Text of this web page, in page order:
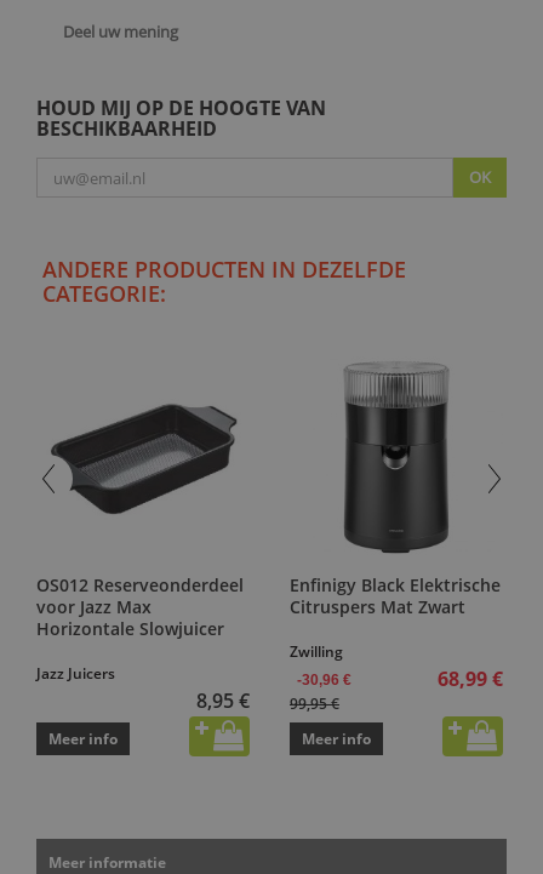
Deel uw mening
HOUD MIJ OP DE HOOGTE VAN
BESCHIKBAARHEID
OK
ANDERE PRODUCTEN IN DEZELFDE
CATEGORIE:
OS012 Reserveonderdeel
voor Jazz Max
Horizontale Slowjuicer
Jazz Juicers
8,95 €
Meer info
Enfinigy Black Elektrische
Citruspers Mat Zwart
Zwilling
-30,96 €
99,95 €
68,99 €
Meer info
Meer informatie